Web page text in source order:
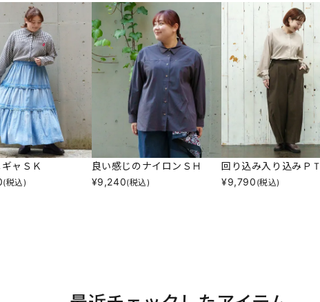
ャＳＫ
(税込)
良い感じのナイロンＳＨ
¥9,240(税込)
回り込み入り込みＰＴ
¥9,790 (税込)